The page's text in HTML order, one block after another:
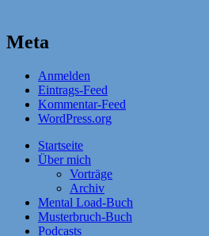
Meta
Anmelden
Eintrags-Feed
Kommentar-Feed
WordPress.org
Startseite
Über mich
Vorträge
Archiv
Mental Load-Buch
Musterbruch-Buch
Podcasts